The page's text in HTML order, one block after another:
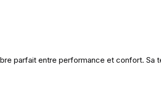
parfait entre performance et confort. Sa